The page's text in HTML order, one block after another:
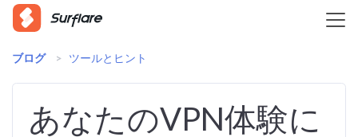
ブログ > ツールとヒント
あなたのVPN体験に